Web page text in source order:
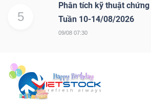
5
Phân tích kỹ thuật
Tuần 10-14/08/2026
09/08 07:30